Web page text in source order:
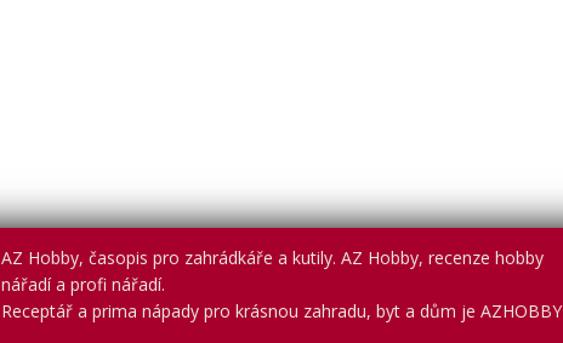
AZ Hobby, časopis pro zahrádkáře a kutily. AZ Hobby, recenze hobby
nářadí a profi nářadí.
Receptář a prima nápady pro krásnou zahradu, byt a dům je AZHOBBY